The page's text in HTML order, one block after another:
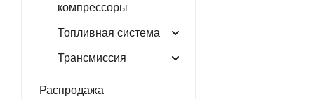
компрессоры
Топливная система
Трансмиссия
Распродажа